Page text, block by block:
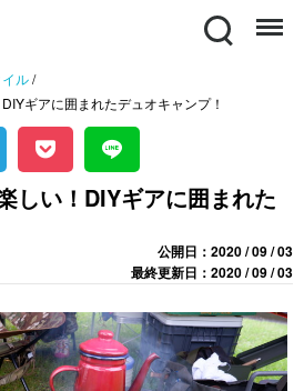
Search Menu
ル/
ギアに囲まれたデュオキャンプ！
しい！DIYギアに囲まれた
公開日：2020 / 09 / 03
最終更新日：2020 / 09 / 03